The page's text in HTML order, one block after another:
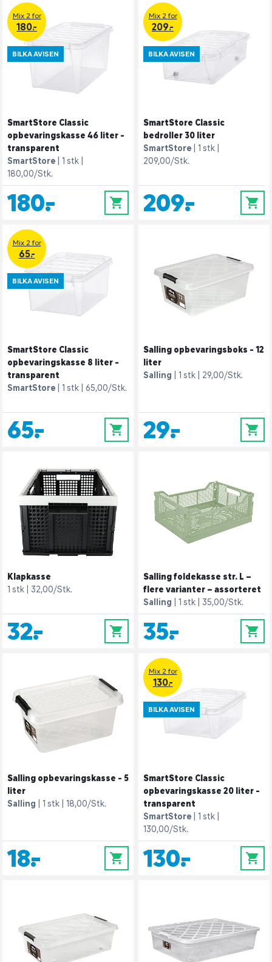
Mix 2 for
180.-
BILKA AVISEN
SmartStore Classic
opbevaringskasse 46 liter -
transparent
SmartStore
1 stk
180,00/Stk.
180,- 0
Mix 2 for
209.-
BILKA AVISEN
SmartStore Classic
bedroller 30 liter
SmartStore
1 stk
209,00/Stk.
209,- 0
Mix 2 for
65.-
BILKA AVISEN
SmartStore Classic
opbevaringskasse 8 liter -
transparent
SmartStore
1 stk 65,00/Stk.
65,- 0
Salling opbevaringsboks - 12
liter
Salling
1 stk 29,00/Stk.
29,- 0
Klapkasse
1 stk
32,00/Stk.
32,- 0
Salling foldekasse str. L –
flere varianter – assorteret
Salling
1 stk 35,00/Stk.
35,- 0
Salling opbevaringskasse - 5
liter
Salling
1 stk 18,00/Stk.
18,- 0
Mix 2 for
130.-
BILKA AVISEN
SmartStore Classic
opbevaringskasse 20 liter -
transparent
SmartStore
1 stk
130,00/Stk.
130,- 0